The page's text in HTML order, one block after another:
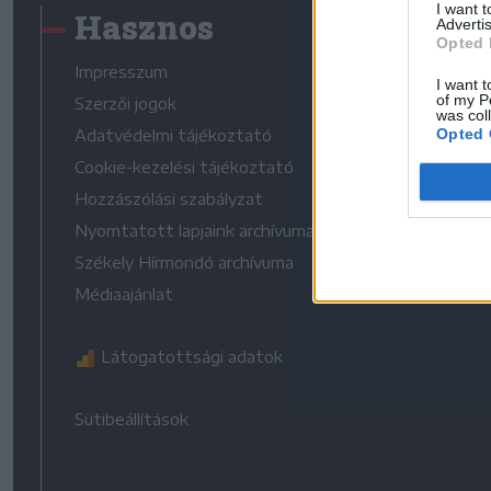
I want
Opted
I want
of my
was
Opted
Hasznos
Impresszum
Szerzői jogok
Adatvédelmi tájékoztató
Cookie-kezelési tájékoztató
Hozzászólási szabályzat
Nyomtatott lapjaink archívuma
Székely Hírmondó archívuma
Médiaajánlat
Látogatottsági adatok
Sütibeállítások